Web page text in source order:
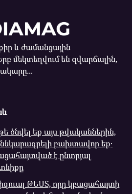
և ժամանցային
մեկտեղվում են զվարճալին,
ծնվել եք այս թվականներին,
բախտավոր եք․
է ընտրյալ
ԹԵՍՏ, որը կբացահայտի